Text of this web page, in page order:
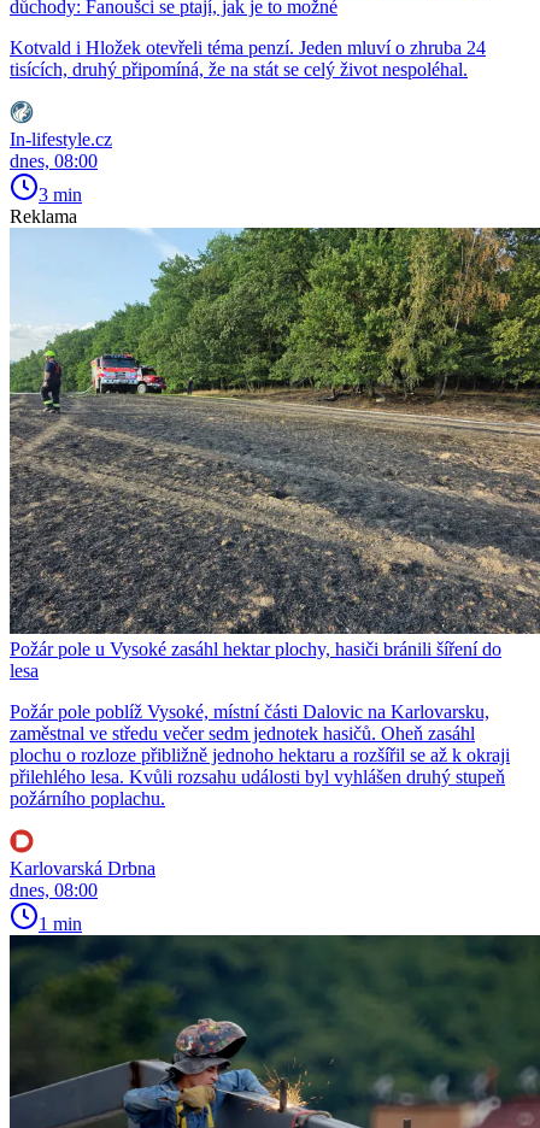
důchody: Fanoušci se ptají, jak je to možné
Kotvald i Hložek otevřeli téma penzí. Jeden mluví o zhruba 24
tisících, druhý připomíná, že na stát se celý život nespoléhal.
In-lifestyle.cz
dnes, 08:00
3 min
Reklama
Požár pole u Vysoké zasáhl hektar plochy, hasiči bránili šíření do
lesa
Požár pole poblíž Vysoké, místní části Dalovic na Karlovarsku,
zaměstnal ve středu večer sedm jednotek hasičů. Oheň zasáhl
plochu o rozloze přibližně jednoho hektaru a rozšířil se až k okraji
přilehlého lesa. Kvůli rozsahu události byl vyhlášen druhý stupeň
požárního poplachu.
Karlovarská Drbna
dnes, 08:00
1 min